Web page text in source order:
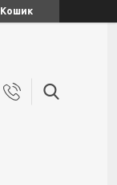
Кошик